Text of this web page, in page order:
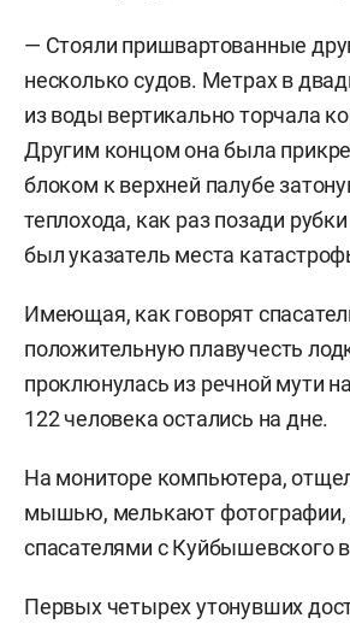
— Стояли пришвартованные
несколько судов. Метрах в
из воды вертикально торчала
Другим концом она была
блоком к верхней палубе
теплохода, как раз позади
был указатель места
Имеющая, как говорят
положительную плавучесть
проклюнулась из речной мути
122 человека остались на дне.
На мониторе компьютера,
мышью, мелькают фотографии,
спасателями с Куйбышевского
Первых четырех утонувших